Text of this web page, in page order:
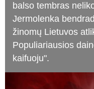
balso tembras
Jermolenka
žinomų Lietuvos
Populiariausios
kaifuoju".